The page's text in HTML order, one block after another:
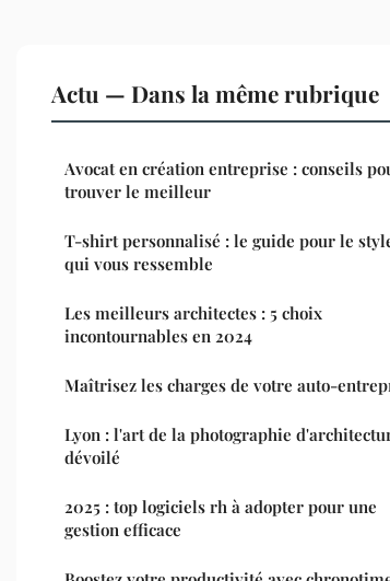
Actu — Dans la même rubrique
Avocat en création entreprise : conseils
trouver le meilleur
T-shirt personnalisé : le guide pour le
qui vous ressemble
Les meilleurs architectes : 5 choix
incontournables en 2024
Maîtrisez les charges de votre auto-
Lyon : l'art de la photographie
dévoilé
2025 : top logiciels rh à adopter pour une
gestion efficace